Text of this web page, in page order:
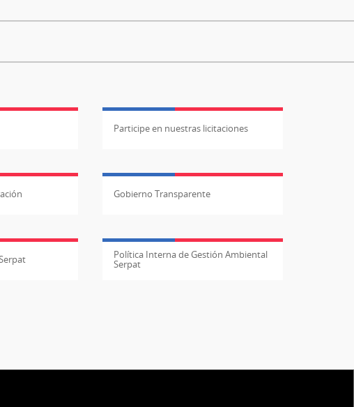
Participe en nuestras licitaciones
Gobierno Transparente
Política Interna de Gestión Ambiental
Serpat